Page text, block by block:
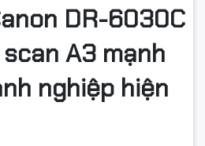
DR-6030C
A3 mạnh
nghiệp hiện
(50 / 60Hz)
3,7W (Khi ở chế độ nghỉ chờ)